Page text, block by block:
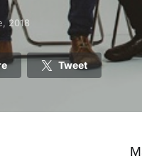
2018
Tweet